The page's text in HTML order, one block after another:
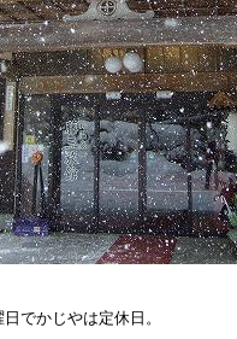
でかじやは定休日。